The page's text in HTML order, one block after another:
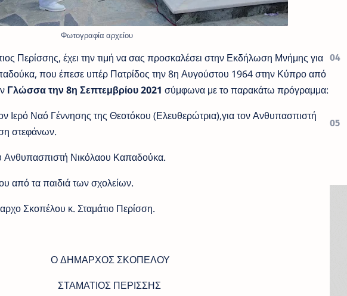
Φωτογραφία αρχείου
Περίσσης, έχει την τιμή να σας προσκαλέσει στην Εκδήλωση Μνήμης για
που έπεσε υπέρ Πατρίδος την 8η Αυγούστου 1964 στην Κύπρο από
Γλώσσα την 8η Σεπτεμβρίου 2021 σύμφωνα με το παρακάτω πρόγραμμα:
Ιερό Ναό Γέννησης της Θεοτόκου (Ελευθερώτρια),για τον Ανθυπασπιστή
στεφάνων.
Ανθυπασπιστή Νικόλαου Καπαδούκα.
από τα παιδιά των σχολείων.
Σκοπέλου κ. Σταμάτιο Περίσση.
ΣΚΟΠΕΛΟΥ
ΠΕΡΙΣΣΗΣ